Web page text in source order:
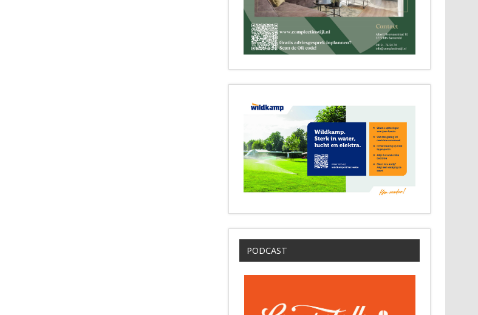
PODCAST